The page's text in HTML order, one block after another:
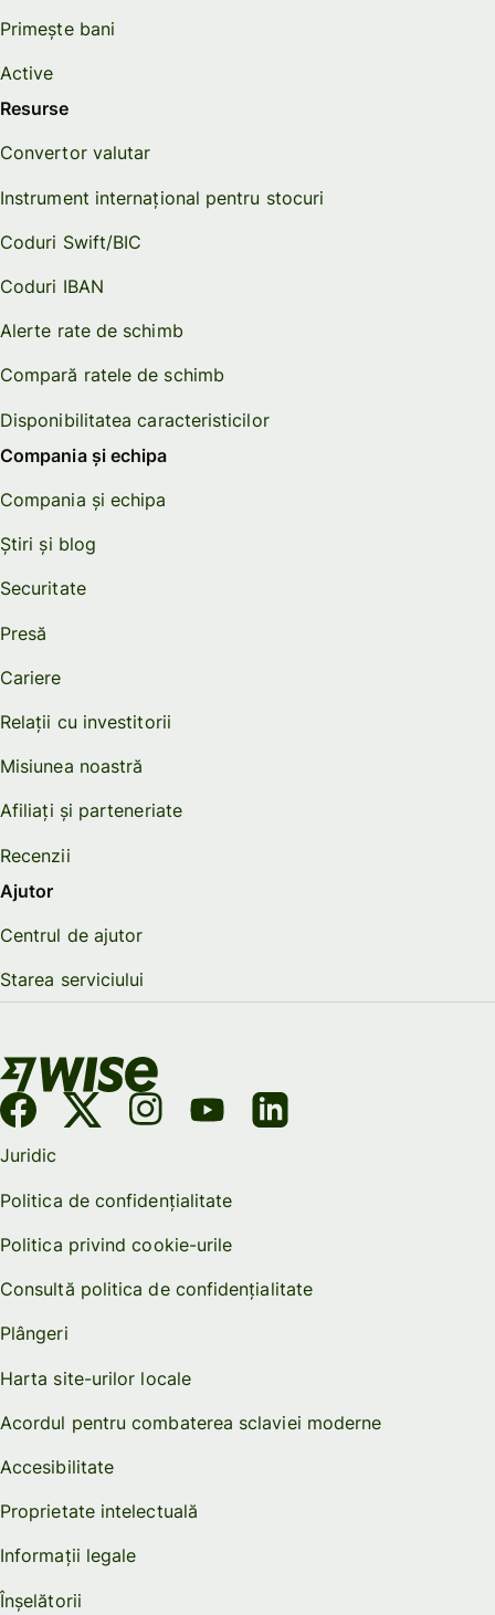
Primește bani
Active
Resurse
Convertor valutar
Instrument internațional pentru stocuri
Coduri Swift/BIC
Coduri IBAN
Alerte rate de schimb
Compară ratele de schimb
Disponibilitatea caracteristicilor
Compania și echipa
Compania și echipa
Știri și blog
Securitate
Presă
Cariere
Relații cu investitorii
Misiunea noastră
Afiliați și parteneriate
Recenzii
Ajutor
Centrul de ajutor
Starea serviciului
Juridic
Politica de confidențialitate
Politica privind cookie-urile
Consultă politica de confidențialitate
Plângeri
Harta site-urilor locale
Acordul pentru combaterea sclaviei moderne
Accesibilitate
Proprietate intelectuală
Informații legale
Înșelătorii